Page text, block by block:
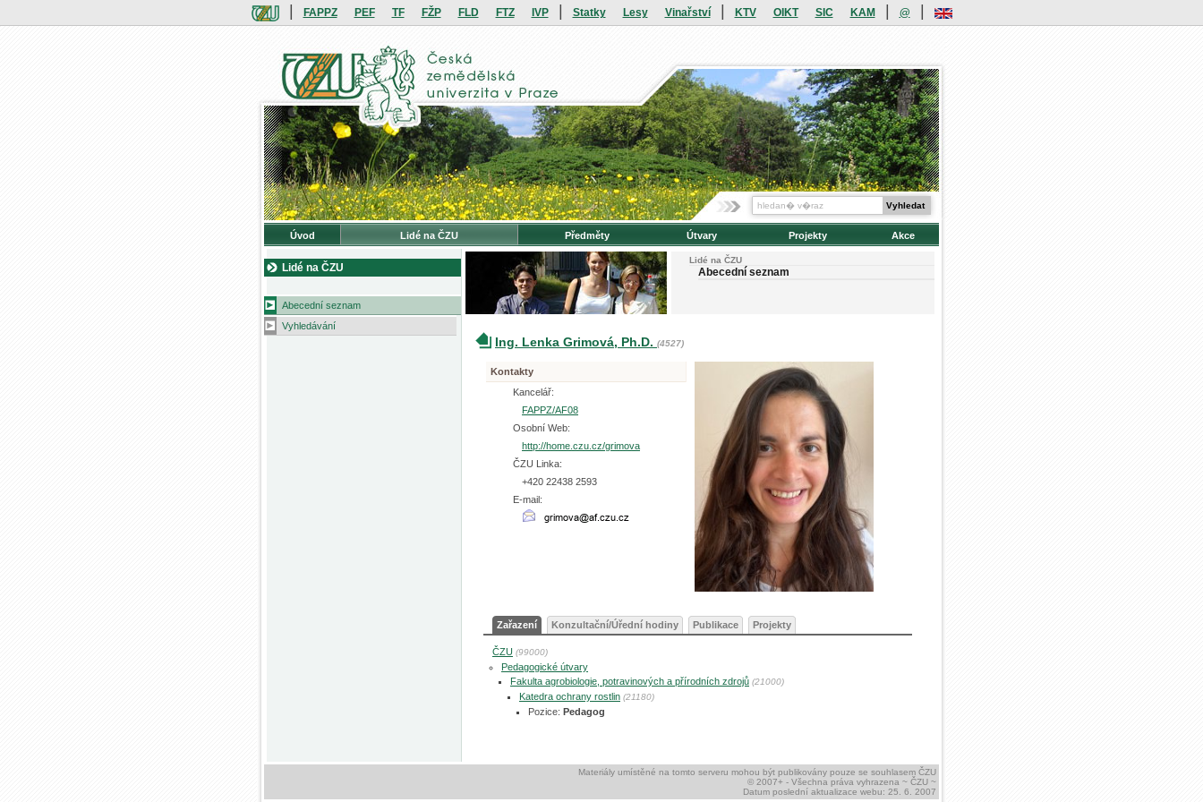
FAPPZ PEF TF FŽP FLD FTZ IVP Statky Lesy Vinařství KTV OIKT SIC KAM @
Úvod Lidé na ČZU Předměty Útvary Projekty Akce
Lidé na ČZU
Abecední seznam
Vyhledávání
Lidé na ČZU
Abecední seznam
Ing. Lenka Grimová, Ph.D. (4527)
Kontakty
Kancelář:
FAPPZ/AF08
Osobní Web:
http://home.czu.cz/grimova
ČZU Linka:
+420 22438 2593
E-mail:
Zařazení Konzultační/Úřední hodiny Publikace Projekty
ČZU (99000)
Pedagogické útvary
Fakulta agrobiologie, potravinových a přírodních zdrojů (21000)
Katedra ochrany rostlin (21180)
Pozice: Pedagog
Materiály umístěné na tomto serveru mohou být publikovány pouze se souhlasem ČZU
© 2007+ - Všechna práva vyhrazena ~ ČZU ~
Datum poslední aktualizace webu: 25. 6. 2007